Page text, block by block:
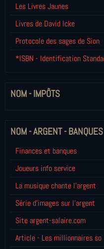
Les Livres Jaunes
Livres de David Icke
Protocole des sages de Sion
*ISBN - Identification
NOM - IMPÔTS
NOM - ARGENT - BANQUES
Finances et banques
Joueurs info service
La musique chante l'argent
Série d'images sur l'argent
Site argent-salaire.com
Article - Les millionnaires so